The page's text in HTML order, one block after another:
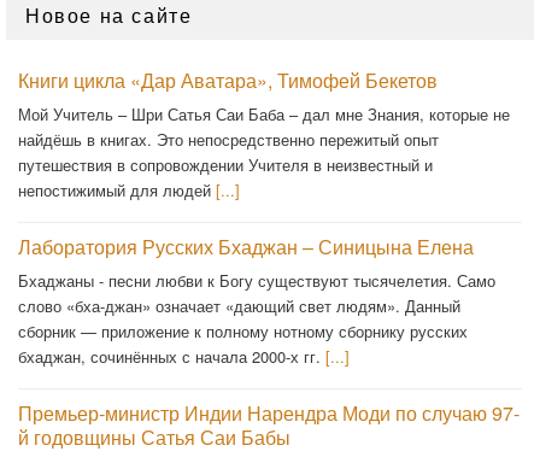
Новое на сайте
Книги цикла «Дар Аватара», Тимофей Бекетов
Мой Учитель – Шри Сатья Саи Баба – дал мне Знания, которые не
найдёшь в книгах. Это непосредственно пережитый опыт
путешествия в сопровождении Учителя в неизвестный и
непостижимый для людей [...]
Лаборатория Русских Бхаджан – Синицына Елена
Бхаджаны - песни любви к Богу существуют тысячелетия. Само
слово «бха-джан» означает «дающий свет людям». Данный
сборник — приложение к полному нотному сборнику русских
бхаджан, сочинённых с начала 2000-х гг. [...]
Премьер-министр Индии Нарендра Моди по случаю 97-
й годовщины Сатья Саи Бабы